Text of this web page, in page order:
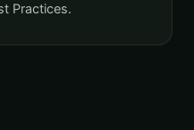
Practices.